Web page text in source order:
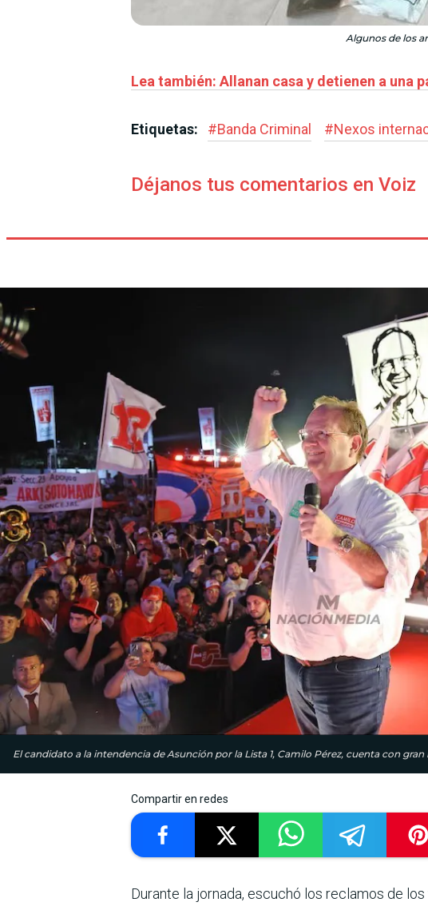
Algunos de los
Lea también: Allanan casa y detienen a
Etiquetas: #Banda Criminal #Nexos
Déjanos tus comentarios en Voiz
El candidato a la intendencia de Asunción por la Lista 1, Camilo Pérez, cuenta con
Compartir en redes
Durante la jornada, escuchó los reclamos de